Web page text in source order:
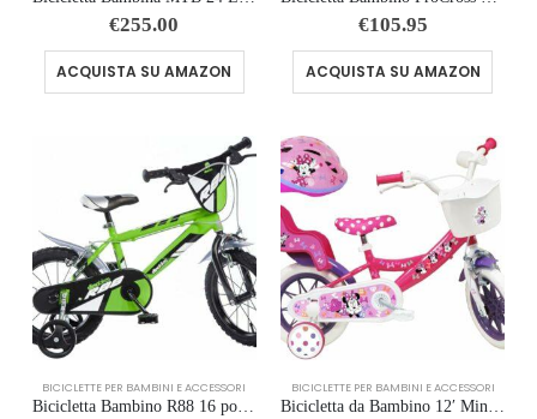
€255.00
ACQUISTA SU AMAZON
€105.95
ACQUISTA SU AMAZON
BICICLETTE PER BAMBINI E ACCESSORI
Bicicletta Bambino R88 16 pollici
BICICLETTE PER BAMBINI E ACCESSORI
Bicicletta da Bambino 12′ Minnie Disney Dotata di 1 Freno, Cestino Anteriore, Porta Bambola Posteriore, parafanghi + Casco In